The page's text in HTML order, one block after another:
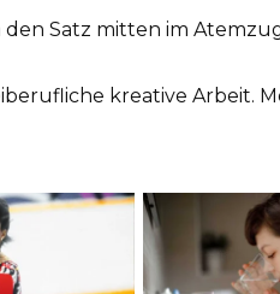
den Satz mitten im
kreative Arbeit.